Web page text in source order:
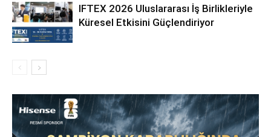
IFTEX 2026 Uluslararası İş Birlikleriyle
Küresel Etkisini Güçlendiriyor